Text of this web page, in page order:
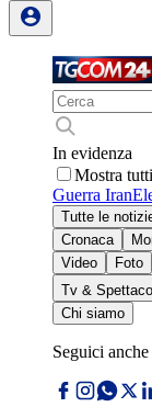
In evidenza
Mostra tutti
Guerra Iran
Tutte le
Cronaca
Video
Foto
Tv &
Chi siamo
Seguici anche